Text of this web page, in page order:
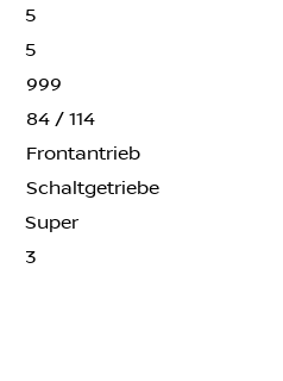
5
5
999
84 / 114
Frontantrieb
Schaltgetriebe
Super
3